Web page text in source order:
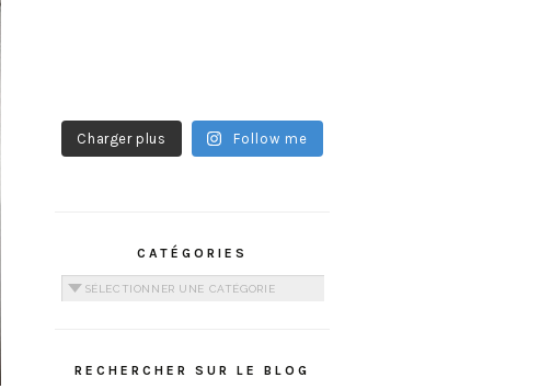
Charger plus Follow me
CATÉGORIES
Catégories
RECHERCHER SUR LE BLOG